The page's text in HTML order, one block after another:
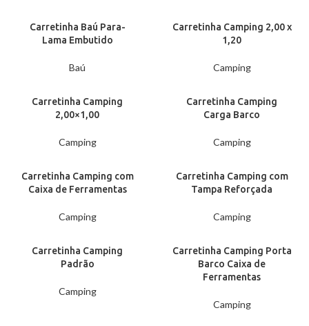
Carretinha Baú Para-
Lama Embutido
Baú
Carretinha Camping 2,00 x
1,20
Camping
Carretinha Camping
2,00×1,00
Camping
Carretinha Camping
Carga Barco
Camping
Carretinha Camping com
Caixa de Ferramentas
Camping
Carretinha Camping com
Tampa Reforçada
Camping
Carretinha Camping
Padrão
Camping
Carretinha Camping Porta
Barco Caixa de
Ferramentas
Camping